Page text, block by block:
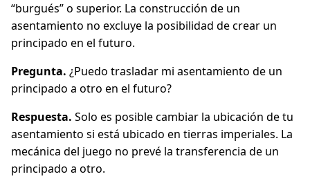
“burgués” o superior. La construcción de un
asentamiento no excluye la posibilidad de crear un
principado en el futuro.
Pregunta. ¿Puedo trasladar mi asentamiento de un
principado a otro en el futuro?
Respuesta. Solo es posible cambiar la ubicación de tu
asentamiento si está ubicado en tierras imperiales. La
mecánica del juego no prevé la transferencia de un
principado a otro.